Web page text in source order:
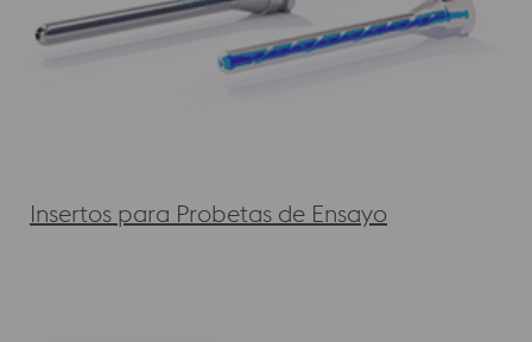
Insertos para Probetas de Ensayo